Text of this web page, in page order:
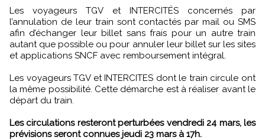
Les voyageurs TGV et INTERCITÉS concernés par
l’annulation de leur train sont contactés par mail ou SMS
afin d’échanger leur billet sans frais pour un autre train
autant que possible ou pour annuler leur billet sur les sites
et applications SNCF avec remboursement intégral.
Les voyageurs TGV et INTERCITES dont le train circule ont
la même possibilité. Cette démarche est à réaliser avant le
départ du train.
Les circulations resteront perturbées vendredi 24 mars, les
prévisions seront connues jeudi 23 mars à 17h.